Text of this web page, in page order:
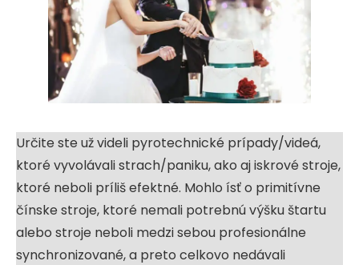
Určite ste už videli pyrotechnické prípady/videá,
ktoré vyvolávali strach/paniku, ako aj iskrové stroje,
ktoré neboli príliš efektné. Mohlo ísť o primitívne
čínske stroje, ktoré nemali potrebnú výšku štartu
alebo stroje neboli medzi sebou profesionálne
synchronizované, a preto celkovo nedávali